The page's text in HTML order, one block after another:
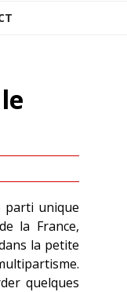
parti unique
la France,
la petite
quelques